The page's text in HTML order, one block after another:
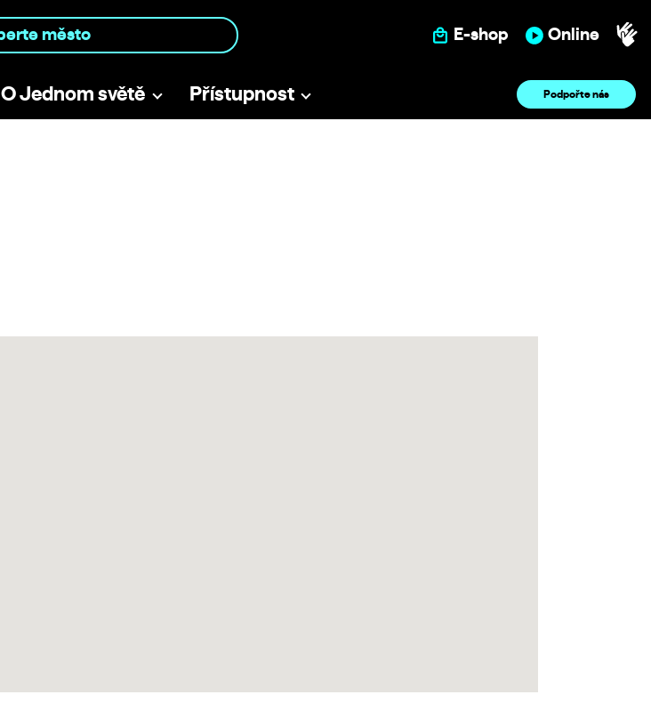
E-shop Online
O Jednom světě Přístupnost Podpořte nás